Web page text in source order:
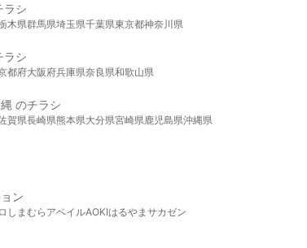
ラシ
木県群馬県埼玉県千葉県東京都神奈川県
ラシ
都府大阪府兵庫県奈良県和歌山県
のチラシ
賀県長崎県熊本県大分県宮崎県鹿児島県沖縄県
ン
しまむら アベイルAOKIはるやま サカゼン